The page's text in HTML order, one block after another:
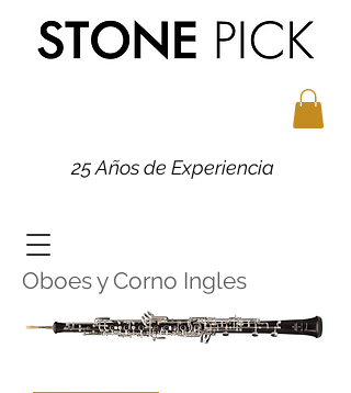
25 Años de Experiencia
Oboes y Corno Ingles